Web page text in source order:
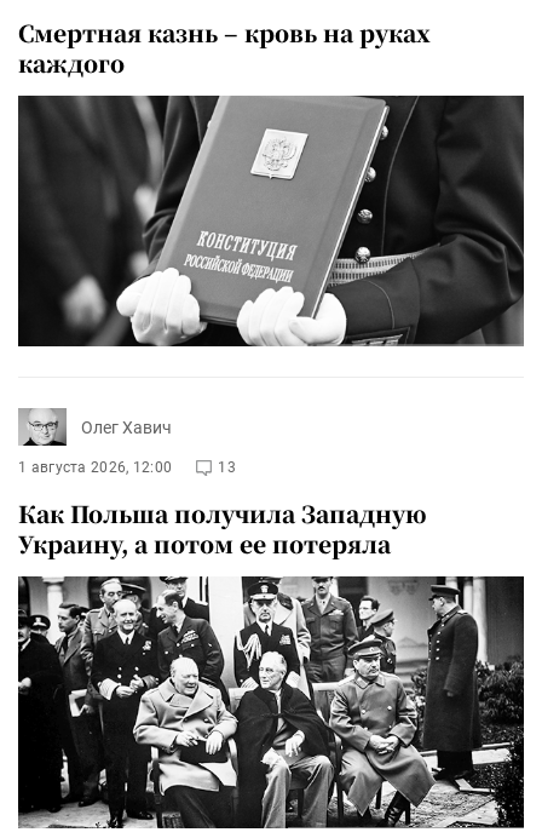
Смертная казнь – кровь на руках
каждого
Олег Хавич
1 августа 2026, 12:00 13
Как Польша получила Западную
Украину, а потом ее потеряла